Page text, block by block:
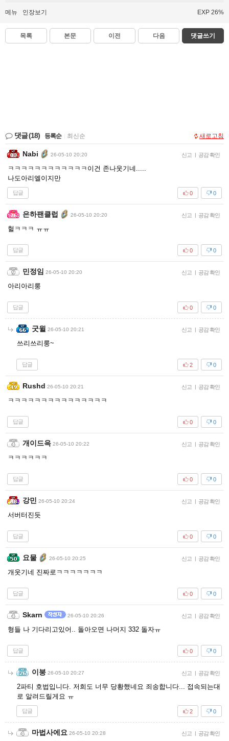
메뉴 인장보기 EXP 26%
목록 본문 이전 다음 댓글쓰기
댓글(18) 등록순 최신순 새로고침
Nabi 26-05-10 20:20 신고 | 공감 확인
ㅋㅋㅋㅋㅋㅋㅋㅋㅋㅋㅋㅋ이건 존나웃기네.....
나도아리엘이지만
답글 0
0
은하팬클럽 26-05-10 20:20 신고 | 공감 확인
헐ㅋㅋㅋ ㅠㅠ
답글 0
0
민정임 26-05-10 20:20 신고 | 공감 확인
아리아리룽
답글 0
0
굿윌 26-05-10 20:21 신고 | 공감 확인
쓰리쓰리룽~
답글 0
2
Rushd 26-05-10 20:21 신고 | 공감 확인
ㅋㅋㅋㅋㅋㅋㅋㅋㅋㅋㅋㅋㅋㅋㅋ
답글 0
0
개이드윽 26-05-10 20:22 신고 | 공감 확인
ㅋㅋㅋㅋㅋㅋ
답글 0
0
강민 26-05-10 20:24 신고 | 공감 확인
서버터진듯
답글 0
0
요물 26-05-10 20:25 신고 | 공감 확인
개웃기네 진짜로ㅋㅋㅋㅋㅋㅋㅋ
답글 0
0
Skarn 26-05-10 20:26 신고 | 공감 확인
형들 나 기다리고있어.. 돌아오면 나머지 332 돌자ㅠ
답글 0
0
이붕 26-05-10 20:27 신고 | 공감 확인
2파티 호법입니다. 저희도 너무 당황했네요 죄송합니다... 접속되는대
로 알려드릴게요 ㅠ
답글 0
2
마법사에요 26-05-10 20:28 신고 | 공감 확인